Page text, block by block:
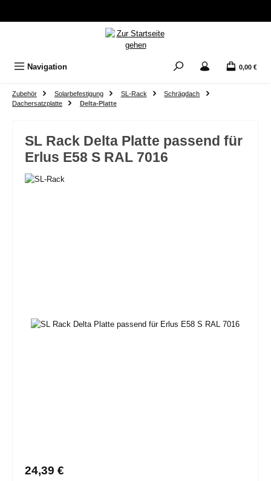
Navigation 0,00 €
Zubehör Solarbefestigung SL-Rack
Schrägdach
Dachersatzplatte
Delta-Platte
SL Rack Delta Platte passend für
Erlus E58 S RAL 7016
Bildergalerie überspringen
Regulärer Preis:
24,39 €